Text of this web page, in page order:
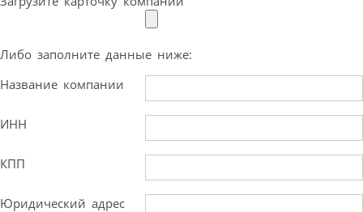
Либо заполните данные ниже:
Название компании
ИНН
КПП
Юридический адрес